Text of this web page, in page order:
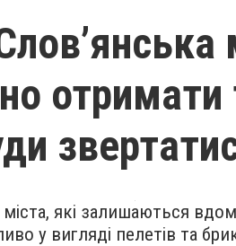
отримати
які залишаються
у вигляді пелетів та